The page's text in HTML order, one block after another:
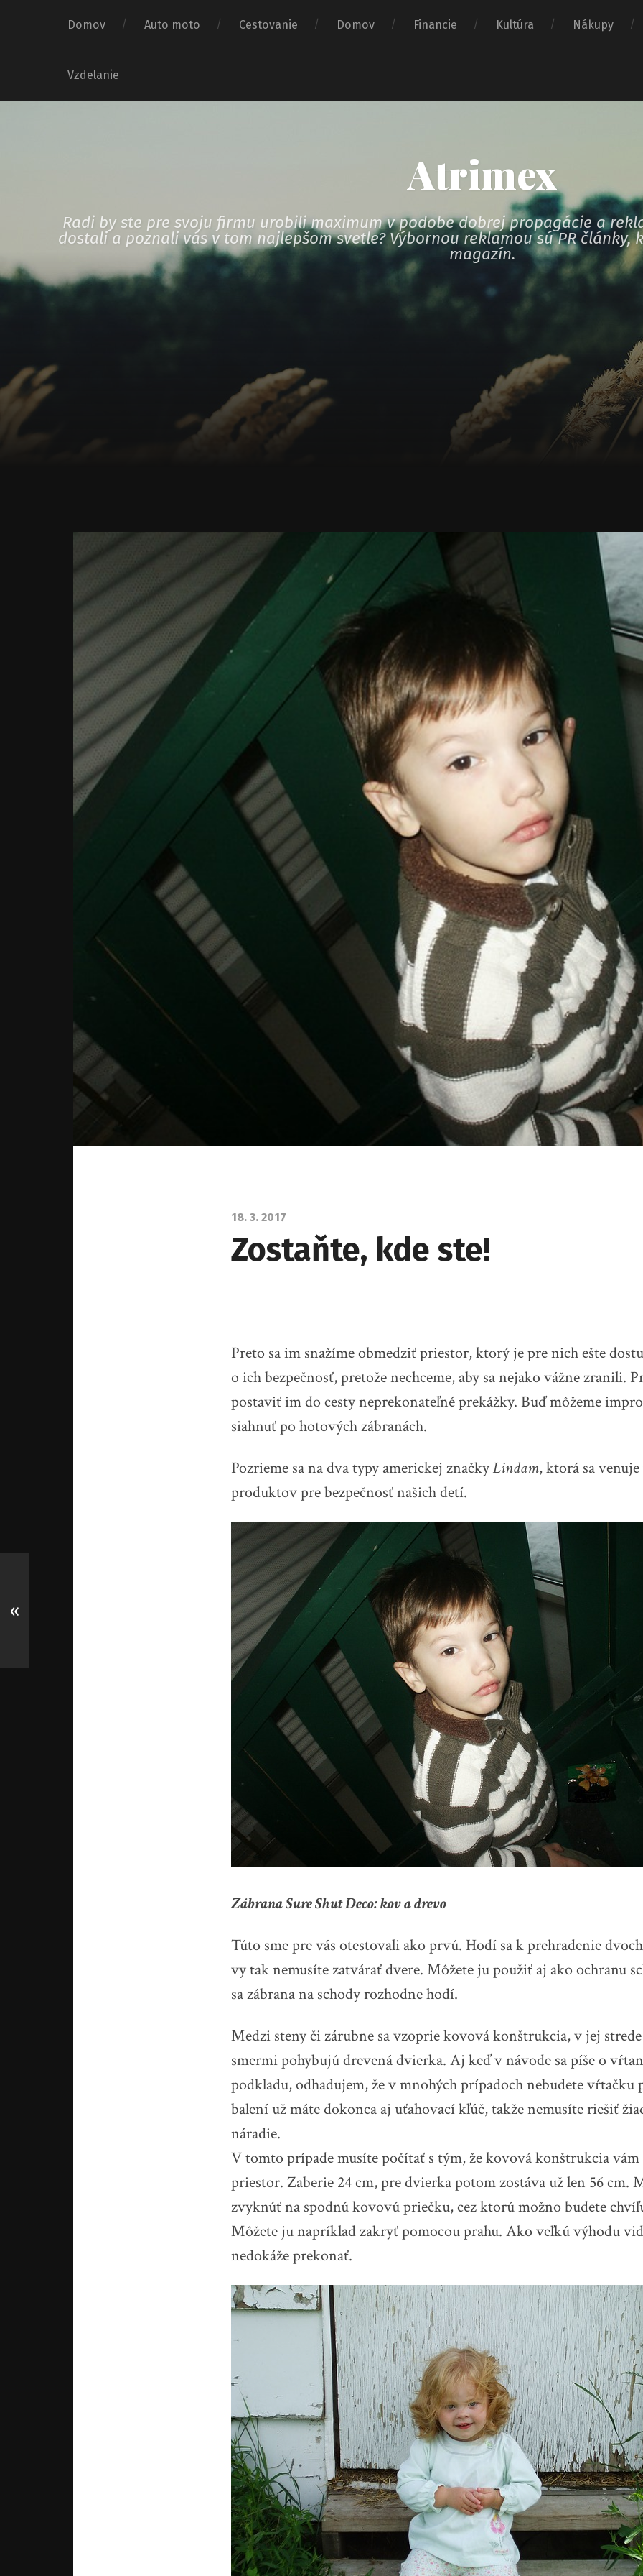
Domov Auto moto Cestovanie Domov Financie Kultúra Nákupy
Vzdelanie
Atrimex
Radi by ste pre svoju firmu urobili maximum v podobe dobrej propagácie a
dostali a poznali vás v tom najlepšom svetle? Výbornou reklamou sú PR
magazín.
18. 3. 2017
Zostaňte, kde ste!
Preto sa im snažíme obmedziť priestor, ktorý je pre nich ešte
o ich bezpečnosť, pretože nechceme, aby sa nejako vážne zranili.
postaviť im do cesty neprekonateľné prekážky. Buď môžeme
siahnuť po hotových zábranách.
Pozrieme sa na dva typy americkej značkyLindam, ktorá sa
produktov pre bezpečnosť našich detí.
Zábrana Sure Shut Deco: kov a drevo
Túto sme pre vás otestovali ako prvú. Hodí sa k prehradenie
vy tak nemusíte zatvárať dvere. Môžete ju použiť aj ako ochranu
sazábrana na schodyrozhodne hodí.
Medzi steny či zárubne sa vzoprie kovová konštrukcia, v jej
smermi pohybujú drevená dvierka. Aj keď v návode sa píše o
podkladu, odhadujem, že v mnohých prípadoch nebudete vŕtačku
balení už máte dokonca aj uťahovací kľúč, takže nemusíte riešiť
náradie.
V tomto prípade musíte počítať s tým, že kovová konštrukcia
priestor. Zaberie 24 cm, pre dvierka potom zostáva už len 56 cm.
zvyknúť na spodnú kovovú priečku, cez ktorú možno budete
Môžete ju napríklad zakryť pomocou prahu. Ako veľkú výhodu
nedokáže prekonať.
«